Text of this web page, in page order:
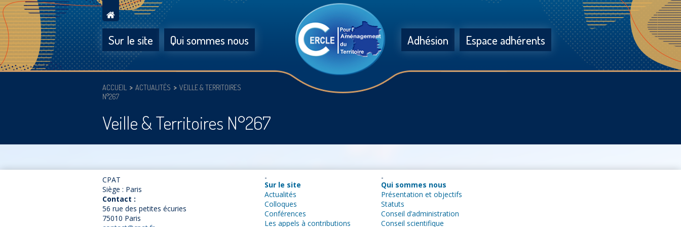
Sur le site Qui sommes nous Adhésion Espace adhérents
ACCUEIL ACTUALITÉS
VEILLE & TERRITOIRES
N°267
Veille & Territoires N°267
CPAT
Siège : Paris
Contact :
56 rue des petites écuries
75010 Paris
Sur le site
Actualités
Colloques
Conférences
Les appels à contributions
Qui sommes nous
Présentation et objectifs
Statuts
Conseil d’administration
Conseil scientifique